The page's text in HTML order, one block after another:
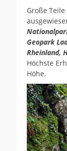
Große
Geopark
Rheinland,
Höchste
Höhe.